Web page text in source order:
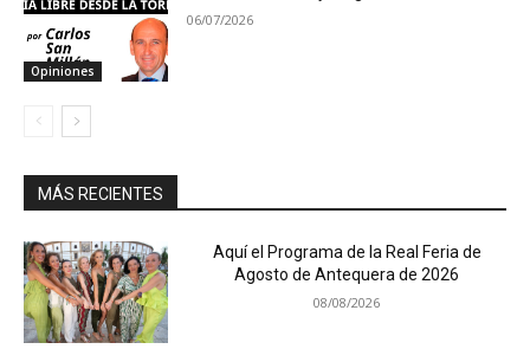
Opiniones
06/07/2026
MÁS RECIENTES
Aquí el Programa de la Real Feria de
Agosto de Antequera de 2026
08/08/2026